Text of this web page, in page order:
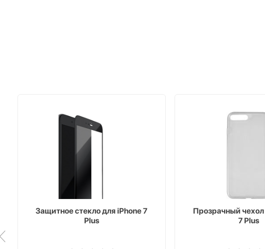
Защитное стекло для iPhone 7
Plus
Прозрачный чехол
7 Plus